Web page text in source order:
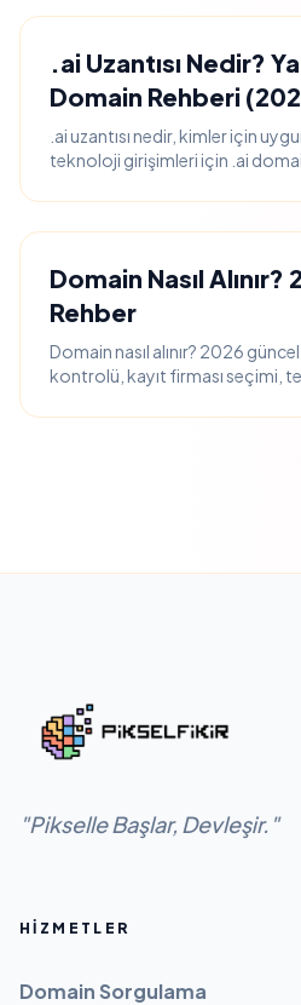
.ai Uzantısı Nedir?
Domain Rehberi
.ai uzantısı nedir, kimler için
teknoloji girişimleri için .ai
Domain Nasıl
Rehber
Domain nasıl alınır? 2026
kontrolü, kayıt firması seçimi,
"Pikselle Başlar, Devleşir."
HIZMETLER
Domain Sorgulama